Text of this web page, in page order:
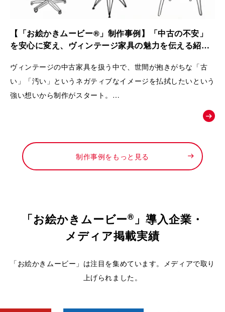
【「お絵かきムービー®」制作事例】「中古の不安」
を安心に変え、ヴィンテージ家具の魅力を伝える紹介
ヴィンテージの中古家具を扱う中で、世間が抱きがちな「古
い」「汚い」というネガティブなイメージを払拭したいという
強い想いから制作がスタート。
徹底したメンテナンスによって生まれる「新品以上の価値」
ンテリアも自由に楽しんでほしい」というお店からの新しい提
案を形にするために依頼されました。
制作事例をもっと見る
「お絵かきムービー® 」導入企業・
メディア掲載実績
「お絵かきムービー」は注目を集めています。メディアで取り
上げられました。